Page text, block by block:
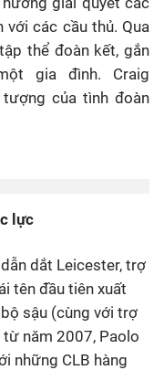
với các cầu thủ. Qua
thể đoàn kết, gắn
gia đình. Craig
tượng của tình đoàn
lực
dắt Leicester, trợ
tên đầu tiên xuất
sậu (cùng với trợ
từ năm 2007, Paolo
những CLB hàng